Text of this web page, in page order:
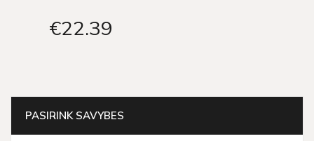
€22 39
PASIRINK SAVYBES